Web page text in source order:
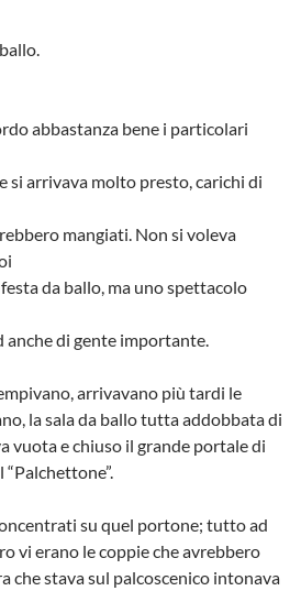
abbastanza bene i particolari
si arrivava molto presto, carichi di
mangiati. Non si voleva
da ballo, ma uno spettacolo
di gente importante.
arrivavano più tardi le
la sala da ballo tutta addobbata di
vuota e chiuso il grande portale di
su quel portone; tutto ad
vi erano le coppie che avrebbero
che stava sul palcoscenico intonava